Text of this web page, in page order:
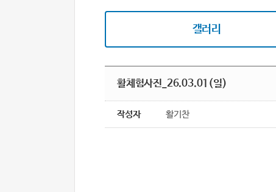
갤러리
활체험사진_26.03.01(일)
작성자 활기찬